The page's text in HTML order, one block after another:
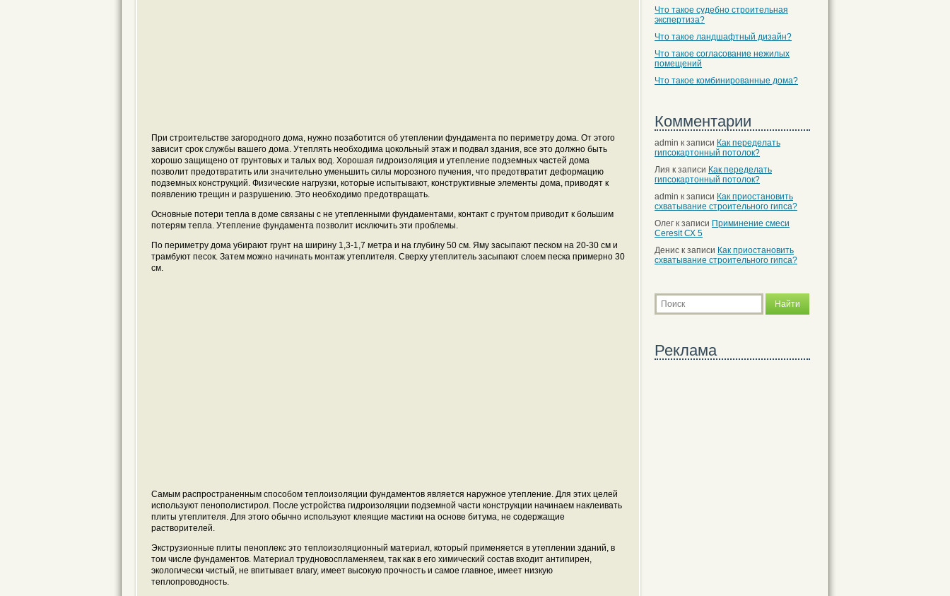
При строительстве загородного дома, нужно позаботится об утеплении фундамента по периметру дома. От этого
зависит срок службы вашего дома. Утеплять необходима цокольный этаж и подвал здания, все это должно быть
хорошо защищено от грунтовых и талых вод. Хорошая гидроизоляция и утепление подземных частей дома
позволит предотвратить или значительно уменьшить силы морозного пучения, что предотвратит деформацию
подземных конструкций. Физические нагрузки, которые испытывают, конструктивные элементы дома, приводят к
появлению трещин и разрушению. Это необходимо предотвращать.
Основные потери тепла в доме связаны с не утепленными фундаментами, контакт с грунтом приводит к большим
потерям тепла. Утепление фундамента позволит исключить эти проблемы.
По периметру дома убирают грунт на ширину 1,3-1,7 метра и на глубину 50 см. Яму засыпают песком на 20-30 см и
трамбуют песок. Затем можно начинать монтаж утеплителя. Сверху утеплитель засыпают слоем песка примерно 30
см.
Самым распространенным способом теплоизоляции фундаментов является наружное утепление. Для этих целей
используют пенополистирол. После устройства гидроизоляции подземной части конструкции начинаем наклеивать
плиты утеплителя. Для этого обычно используют клеящие мастики на основе битума, не содержащие
растворителей.
Экструзионные плиты пеноплекс это теплоизоляционный материал, который применяется в утеплении зданий, в
том числе фундаментов. Материал трудновоспламеняем, так как в его химический состав входит антипирен,
экологически чистый, не впитывает влагу, имеет высокую прочность и самое главное, имеет низкую
теплопроводность.
Что такое судебно строительная
экспертиза?
Что такое ландшафтный дизайн?
Что такое согласование нежилых
помещений
Что такое комбинированные дома?
Комментарии
admin к записи Как переделать
гипсокартонный потолок?
Лия к записи Как переделать
гипсокартонный потолок?
admin к записи Как приостановить
схватывание строительного гипса?
Олег к записи Приминение смеси
Ceresit СХ 5
Денис к записи Как приостановить
схватывание строительного гипса?
Реклама